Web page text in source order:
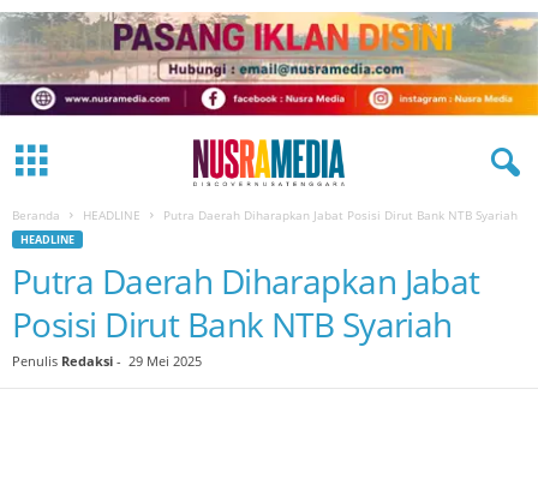
Beranda HEADLINE Putra Daerah Diharapkan Jabat Posisi Dirut Bank NTB Syariah
HEADLINE
Putra Daerah Diharapkan Jabat
Posisi Dirut Bank NTB Syariah
Penulis Redaksi - 29 Mei 2025